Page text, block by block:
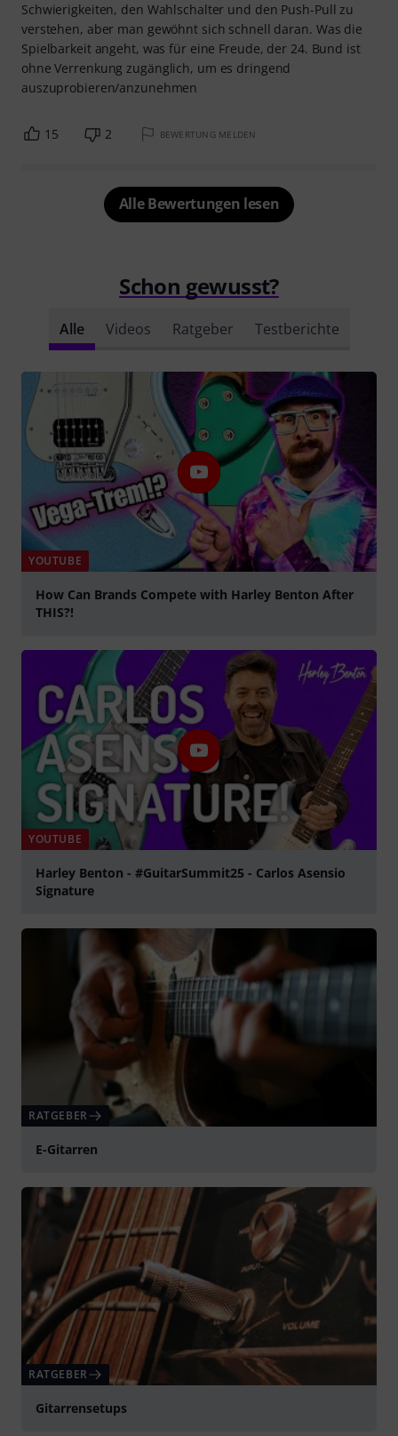
Schwierigkeiten, den Wahlschalter und den Push-Pull zu
verstehen, aber man gewöhnt sich schnell daran. Was die
Spielbarkeit angeht, was für eine Freude, der 24. Bund ist
ohne Verrenkung zugänglich, um es dringend
auszuprobieren/anzunehmen
15 2 BEWERTUNG MELDEN
Alle Bewertungen lesen
Schon gewusst?
Alle Videos Ratgeber Testberichte
YOUTUBE
How Can Brands Compete with Harley Benton After
THIS?!
YOUTUBE
Harley Benton - #GuitarSummit25 - Carlos Asensio
Signature
RATGEBER
E-Gitarren
RATGEBER
Gitarrensetups